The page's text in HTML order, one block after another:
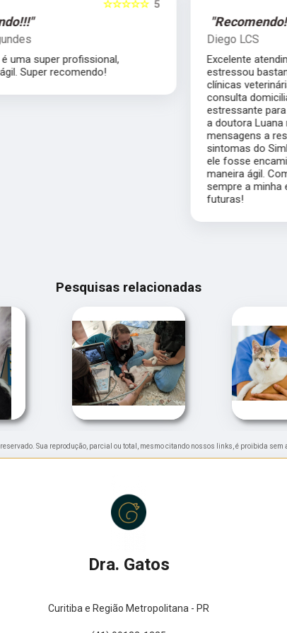
"Recomendo!!!"
Diego LCS
Excelente atendimento. Meu gato sempre se
estressou bastante saindo de casa para
clínicas veterinárias, então optei por uma
consulta domiciliar, que foi muito menos
estressante para ele. Mesmo após a consulta,
a doutora Luana respondeu minhas muitas
mensagens a respeito da progressão dos
sintomas do Simba, o que permitiu com que
maneira ágil. Com certeza, a doutora será
Pesquisas relacionadas
reservado. Sua reprodução, parcial ou total, mesmo citando nossos links, é proibida
Dra. Gatos
Curitiba e Região Metropolitana - PR